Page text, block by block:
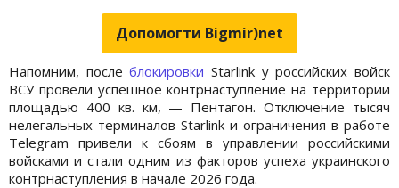
Допомогти Bigmir)net
Напомним, послеблокировки Starlink у российских войск
ВСУ провели успешное контрнаступление на территории
площадью 400 кв. км, — Пентагон. Отключение тысяч
нелегальных терминалов Starlink и ограничения в работе
Telegram привели к сбоям в управлении российскими
войсками и стали одним из факторов успеха украинского
контрнаступления в начале 2026 года.